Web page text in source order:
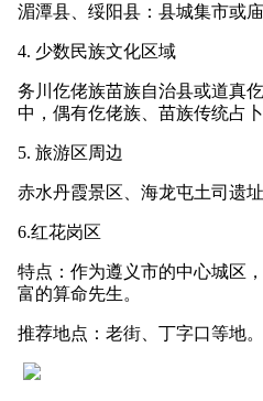
湄潭县、绥阳县：县城集市或
4. 少数民族文化区域
务川仡佬族苗族自治县或道真
中，偶有仡佬族、苗族传统占
5. 旅游区周边
赤水丹霞景区、海龙屯土司遗
6.红花岗区
特点：作为遵义市的中心城区
富的算命先生。
推荐地点：老街、丁字口等地。